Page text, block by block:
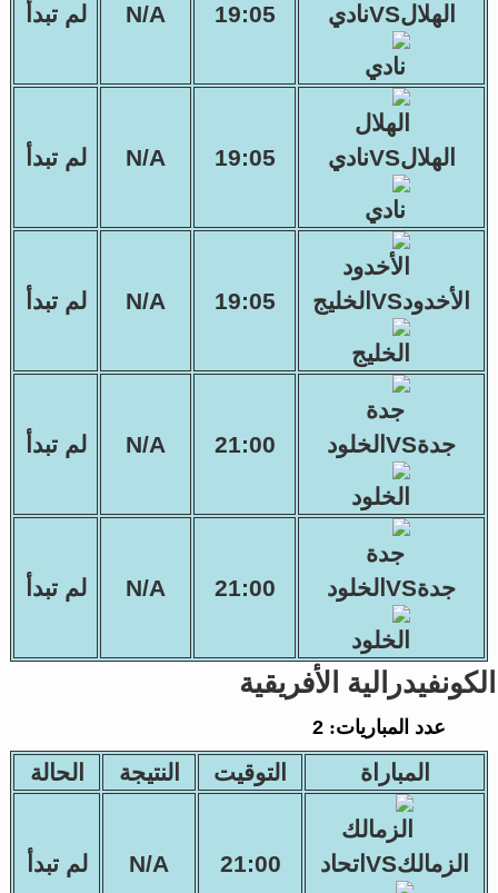
الهلالVSنادي 19:05
N/A لم تبدأ
الهلالVSنادي 19:05
N/A لم تبدأ
الأخدودVSالخليج 19:05
N/A لم تبدأ
جدةVSالخلود 21:00
N/A لم تبدأ
جدةVSالخلود 21:00
N/A لم تبدأ
الكونفيدرالية الأفريقية
عدد المباريات:2
المباراة التوقيت النتيجة الحالة
الزمالكVSاتحاد 21:00
N/A لم تبدأ